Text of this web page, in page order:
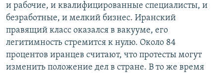
и рабочие, и квалифицированные специалисты, и
безработные, и мелкий бизнес. Иранский
правящий класс оказался в вакууме, его
легитимность стремится к нулю. Около 84
процентов иранцев считают, что протесты могут
изменить положение дел в стране. В то же время